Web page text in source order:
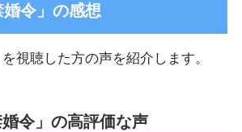
婚令」の感想
視聴した方の声を紹介します。
婚令」の高評価な声